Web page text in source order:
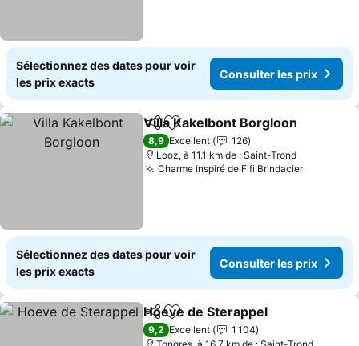
Sélectionnez des dates pour voir
les prix exacts
Consulter les prix
PartagerAjouter à mes favoris
Villa Kakelbont Borgloon
8,9 Excellent
126
Looz, à 11.1 km de : Saint-Trond
Charme inspiré de Fifi Brindacier
Sélectionnez des dates pour voir
les prix exacts
Consulter les prix
PartagerAjouter à mes favoris
Hoeve de Sterappel
9,2 Excellent
1 104